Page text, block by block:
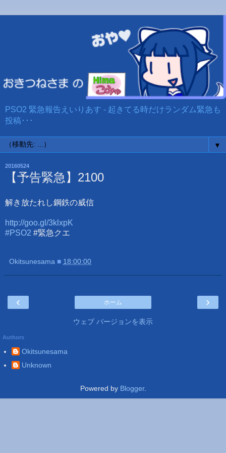
PSO2 緊急報告えいりあす - 起きてる時だけランダム緊急も
投稿･･･
▼
20160524
【予告緊急】2100
解き放たれし鋼鉄の威信
http://goo.gl/3klxpK
#PSO2 #緊急クエ
Okitsunesama ■ 18:00:00
‹ ›
ホーム
ウェブ バージョンを表示
Authors
Okitsunesama
Unknown
Powered by Blogger.